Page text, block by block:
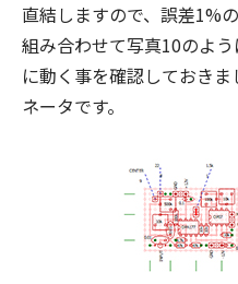
直結しますので、誤差1%
組み合わせて写真10のよ
に動く事を確認しておき
ネータです。